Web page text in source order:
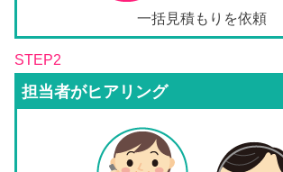
一括見積もりを依頼
STEP2
担当者がヒアリング